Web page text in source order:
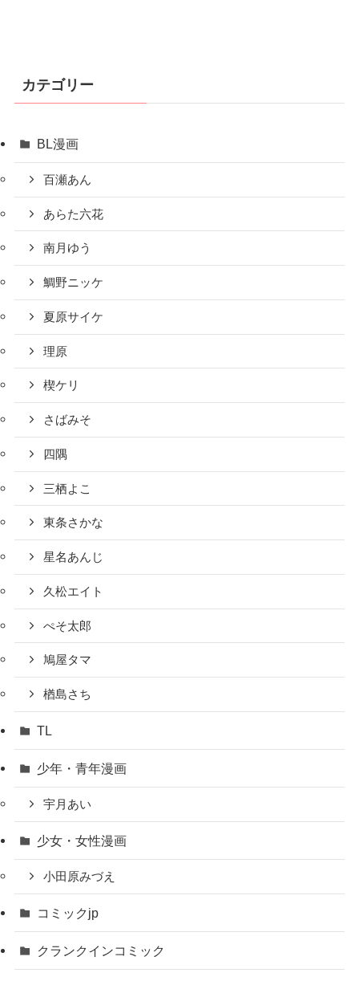
カテゴリー
BL漫画
百瀬あん
あらた六花
南月ゆう
鯛野ニッケ
夏原サイケ
理原
楔ケリ
さばみそ
四隅
三栖よこ
東条さかな
星名あんじ
久松エイト
ぺそ太郎
鳩屋タマ
楢島さち
TL
少年・青年漫画
宇月あい
少女・女性漫画
小田原みづえ
コミックjp
クランクインコミック